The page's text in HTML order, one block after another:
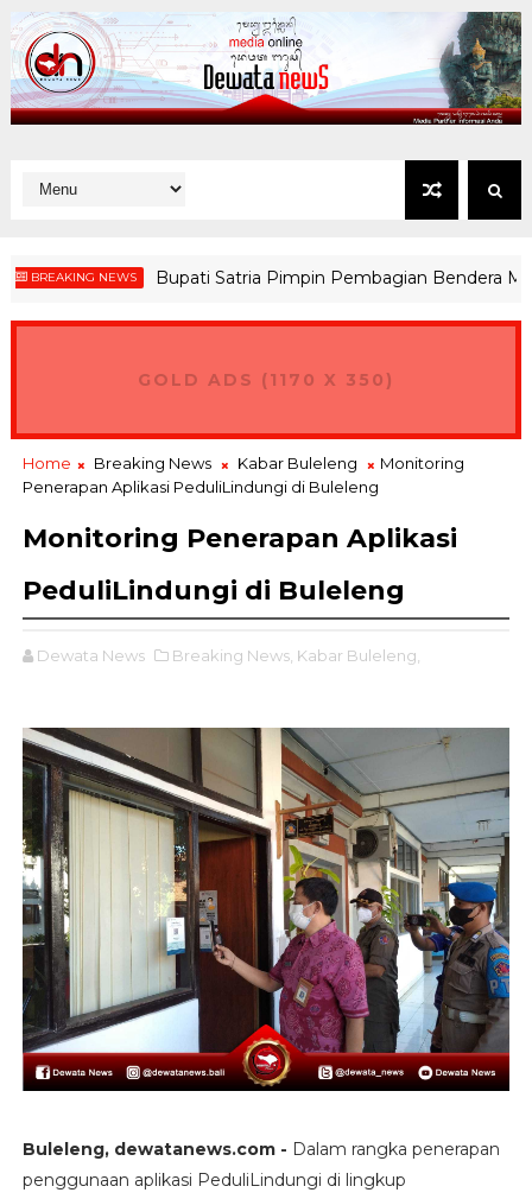
NEWS Bupati Satria Pimpin Pembagian Bendera Merah
GOLD ADS (1170 X 350)
Home Breaking News Kabar Buleleng
Monitoring
Penerapan Aplikasi PeduliLindungi di Buleleng
Monitoring Penerapan Aplikasi
PeduliLindungi di Buleleng
Dewata News Breaking News, Kabar Buleleng,
Buleleng, dewatanews.com - Dalam rangka penerapan
penggunaan aplikasi PeduliLindungi di lingkup